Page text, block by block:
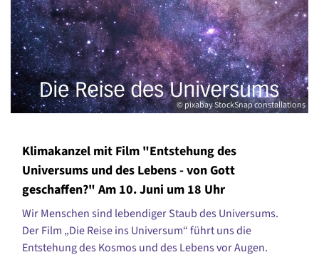
© pixabay StockSnap constallations
Klimakanzel mit Film "Entstehung des
Universums und des Lebens - von Gott
geschaffen?" Am 10. Juni um 18 Uhr
Wir Menschen sind lebendiger Staub des Universums.
Der Film „Die Reise ins Universum“ führt uns die
Entstehung des Kosmos und des Lebens vor Augen.